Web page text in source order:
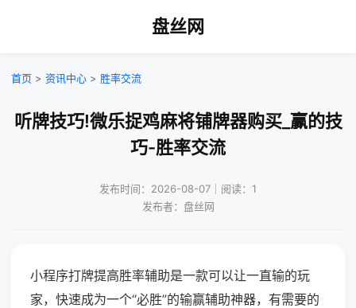
盘丝网
首页 > 资讯中心 > 胜率交流
听牌技巧!微乐捉鸡麻将铺牌器购买_赢的技
巧-胜率交流
发布时间：2026-08-07｜阅读：1
发布者：盘丝网
小程序打牌提高胜率辅助是一款可以让一直输的玩
家，快速成为一个“必胜”的输赢辅助神器，有需要的